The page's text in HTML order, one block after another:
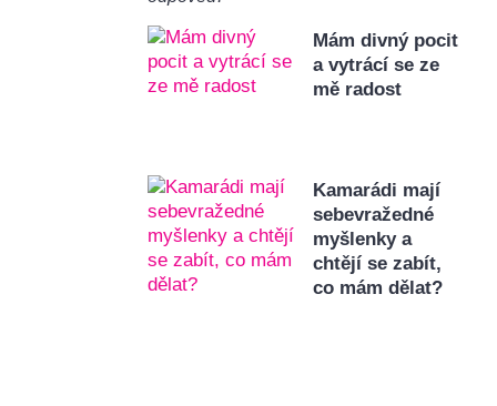
Mám divný pocit
a vytrácí se ze
mě radost
Kamarádi mají
sebevražedné
myšlenky a
chtějí se zabít,
co mám dělat?